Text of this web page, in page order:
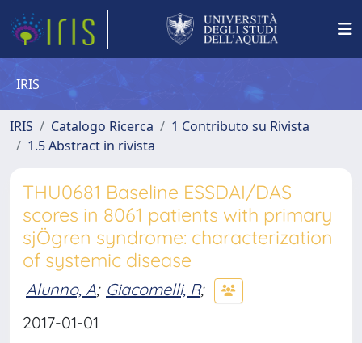
IRIS
IRIS Catalogo Ricerca
1 Contributo su Rivista
1.5 Abstract in rivista
THU0681 Baseline ESSDAI/DAS
scores in 8061 patients with primary
sjÖgren syndrome: characterization
of systemic disease
Alunno, A; Giacomelli, R;
2017-01-01